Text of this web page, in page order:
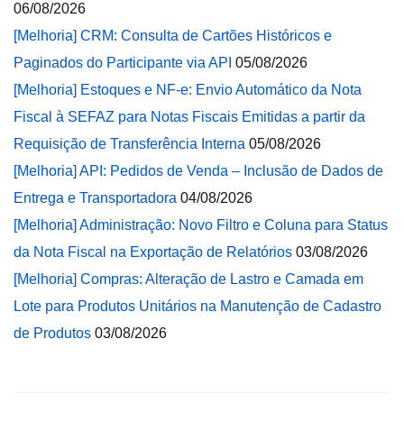
06/08/2026
[Melhoria] CRM: Consulta de Cartões Históricos e
Paginados do Participante via API 05/08/2026
[Melhoria] Estoques e NF-e: Envio Automático da Nota
Fiscal à SEFAZ para Notas Fiscais Emitidas a partir da
Requisição de Transferência Interna 05/08/2026
[Melhoria] API: Pedidos de Venda – Inclusão de Dados de
Entrega e Transportadora 04/08/2026
[Melhoria] Administração: Novo Filtro e Coluna para Status
da Nota Fiscal na Exportação de Relatórios 03/08/2026
[Melhoria] Compras: Alteração de Lastro e Camada em
Lote para Produtos Unitários na Manutenção de Cadastro
de Produtos 03/08/2026